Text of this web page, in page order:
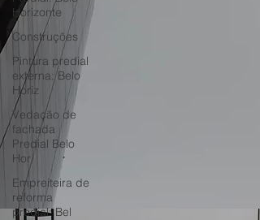
Horizonte
Construções
Pintura predial
externa: Belo
Horiz
Vedação de
fachada
Predial Belo
Hor
Empreiteira de
reforma
predial: Bel